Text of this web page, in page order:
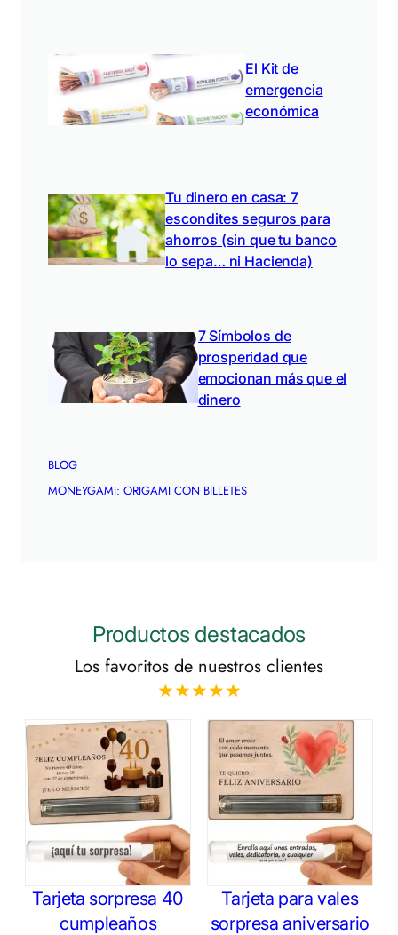
El Kit de
emergencia
económica
Tu dinero en casa: 7
escondites seguros para
ahorros (sin que tu banco
lo sepa… ni Hacienda)
7 Símbolos de
prosperidad que
emocionan más que el
dinero
BLOG
MONEYGAMI: ORIGAMI CON BILLETES
Productos destacados
Los favoritos de nuestros clientes
★★★★★
Tarjeta sorpresa 40
cumpleaños
Tarjeta para vales
sorpresa aniversario